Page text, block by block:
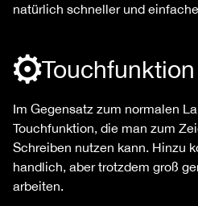
natürlich schneller und
Touchfunktion
Im Gegensatz zum normalen
Touchfunktion, die man zum
Schreiben nutzen kann. Hinzu
handlich, aber trotzdem groß
arbeiten.